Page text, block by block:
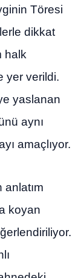
Töresi
dikkat
halk
yer verildi.
yaslanan
aynı
amaçlıyor.
anlatım
koyan